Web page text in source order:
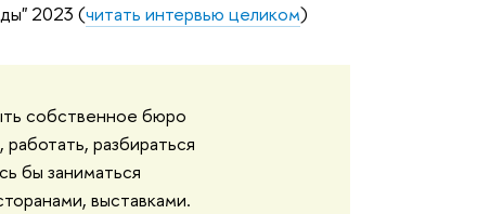
2023 (читать интервью целиком)
собственное бюро
разбираться
бы заниматься
выставками.